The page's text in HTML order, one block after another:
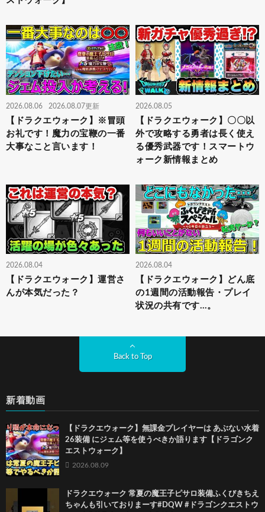
2026.08.06 2026.08.07更新
【ドラクエウォーク】※冒頭
お礼です！魔力の宝鞭の一番
大事なこと言います！
2026.08.05
【ドラクエウォーク】〇〇以
外で攻略する勇者は長く使え
る優秀武器です！スマートウ
ォーク新情報まとめ
2026.08.04
【ドラクエウォーク】運営さ
んが本気だった？
2026.08.04
【ドラクエウォーク】どん底
の1週間の活動報告・プレイ
状況の共有です…。
Back to Top
新着動画
【ドラクエウォーク】無課金プレイヤーは あぶない水着
26装備 にジェム等を使うべきか語ります【ドラゴンク
エストウォーク】
2026.08.09
ドラクエウォーク 常夏の魔王子ピサロ装備ふくびきちえ
ちゃんも引いておりまーす#DQW #ドラゴンクエストウ